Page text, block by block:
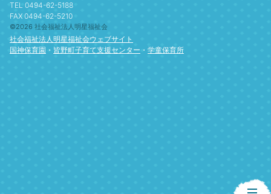
TEL 0494-62-5188
FAX 0494-62-5210
©2026 社会福祉法人明星福祉会
社会福祉法人明星福祉会ウェブサイト
国神保育園 ・ 皆野町子育て支援センター ・ 学童保育所